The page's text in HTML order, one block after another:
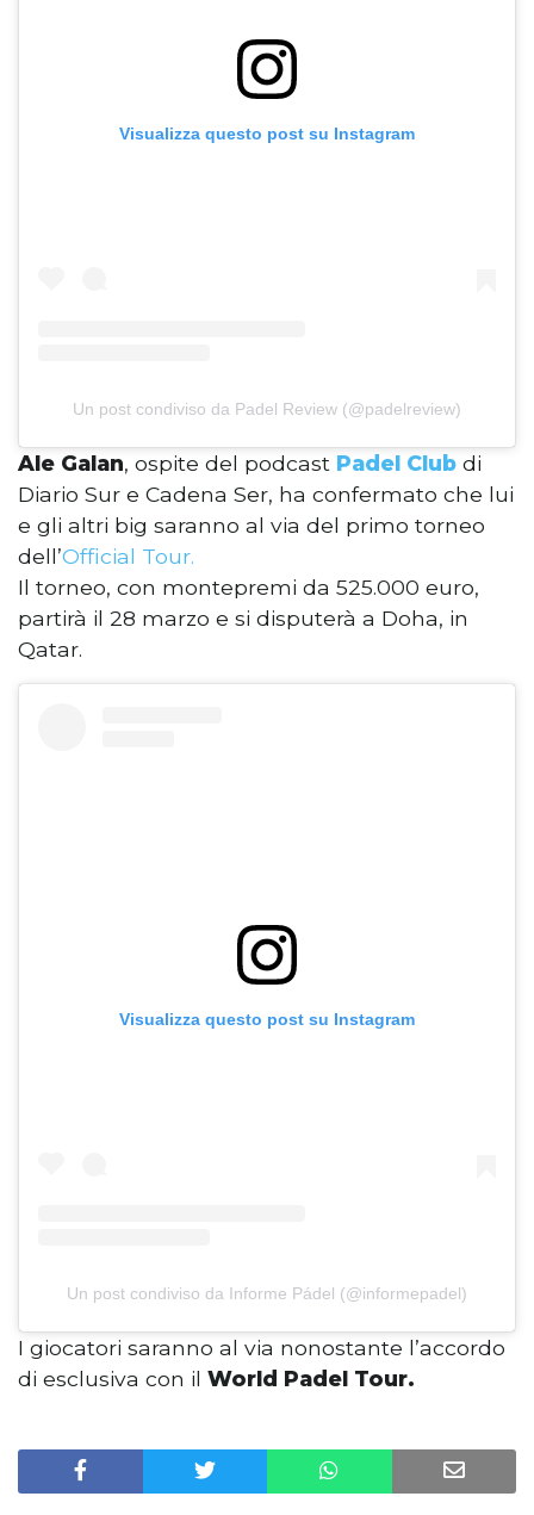
Visualizza questo post su Instagram
Un post condiviso da Padel Review (@padelreview)
Ale Galan, ospite del podcast Padel Club di
Diario Sur e Cadena Ser, ha confermato che lui
e gli altri big saranno al via del primo torneo
dell’Official Tour.
Il torneo, con montepremi da 525.000 euro,
partirà il 28 marzo e si disputerà a Doha, in
Qatar.
Visualizza questo post su Instagram
Un post condiviso da Informe Pádel (@informepadel)
I giocatori saranno al via nonostante l’accordo
di esclusiva con il World Padel Tour.